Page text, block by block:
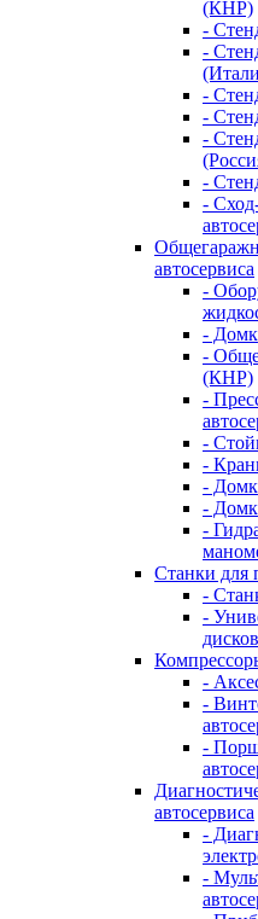
(КНР)
-
-
-
-
-
-
-
автосервиса
-
-
-
(КНР)
-
-
-
-
-
-
Станки для
-
-
дисков
-
-
-
автосервиса
-
-